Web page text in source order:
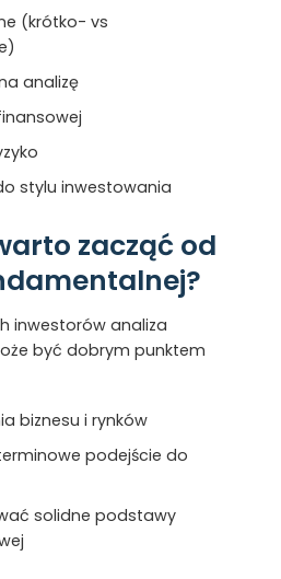
(krótko- vs
analizę
stylu inwestowania
zacząć od
inwestorów analiza
być dobrym punktem
biznesu i rynków
podejście do
solidne podstawy